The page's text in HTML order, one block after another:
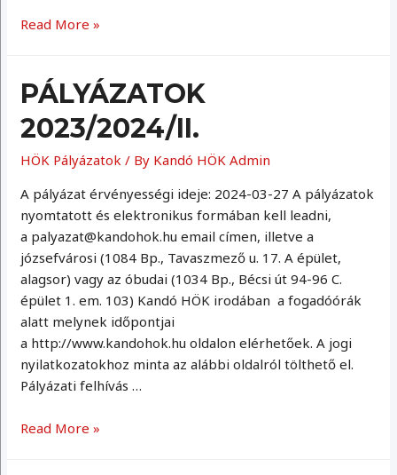
Küldöttgyűlés
Read More »
PÁLYÁZATOK
2023/2024/II.
HÖK Pályázatok / By Kandó HÖK Admin
A pályázat érvényességi ideje: 2024-03-27 A pályázatok
nyomtatott és elektronikus formában kell leadni,
a palyazat@kandohok.hu email címen, illetve a
józsefvárosi (1084 Bp., Tavaszmező u. 17. A épület,
alagsor) vagy az óbudai (1034 Bp., Bécsi út 94-96 C.
épület 1. em. 103) Kandó HÖK irodában a fogadóórák
alatt melynek időpontjai
a http://www.kandohok.hu oldalon elérhetőek. A jogi
nyilatkozatokhoz minta az alábbi oldalról tölthető el.
Pályázati felhívás …
Pályázatok
Read More »